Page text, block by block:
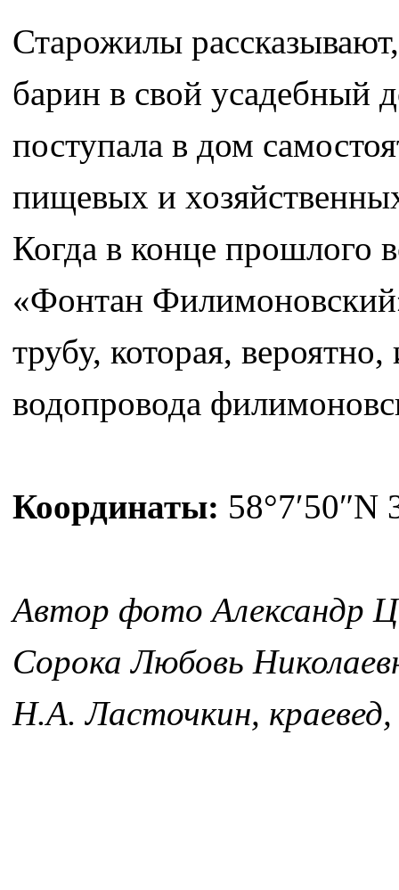
Старожилы
барин в свой усадебный
поступала в дом
пищевых и
Когда в конце прошлого
«Фонтан
трубу, которая,
водопровода
Координаты: 58°7′50″N
Автор фото Александр
Сорока Любовь
Н.А. Ласточкин,